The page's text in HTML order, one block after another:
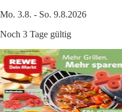
Mo. 3.8. - So. 9.8.2026
Noch 3 Tage gültig